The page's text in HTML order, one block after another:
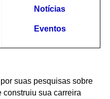
Notícias
Eventos
suas pesquisas sobre
sua carreira